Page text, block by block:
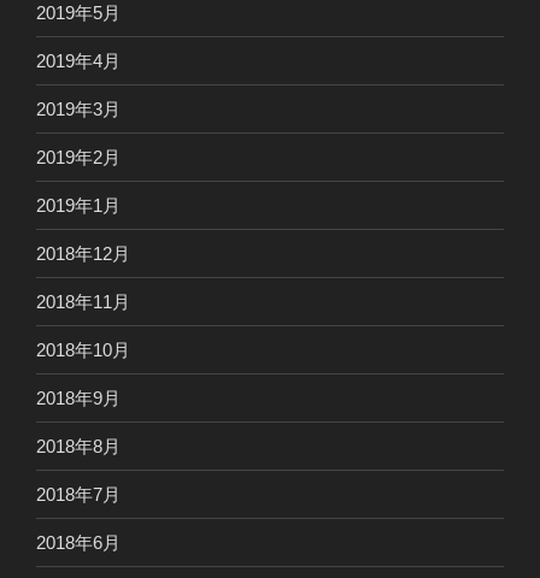
2019年5月
2019年4月
2019年3月
2019年2月
2019年1月
2018年12月
2018年11月
2018年10月
2018年9月
2018年8月
2018年7月
2018年6月